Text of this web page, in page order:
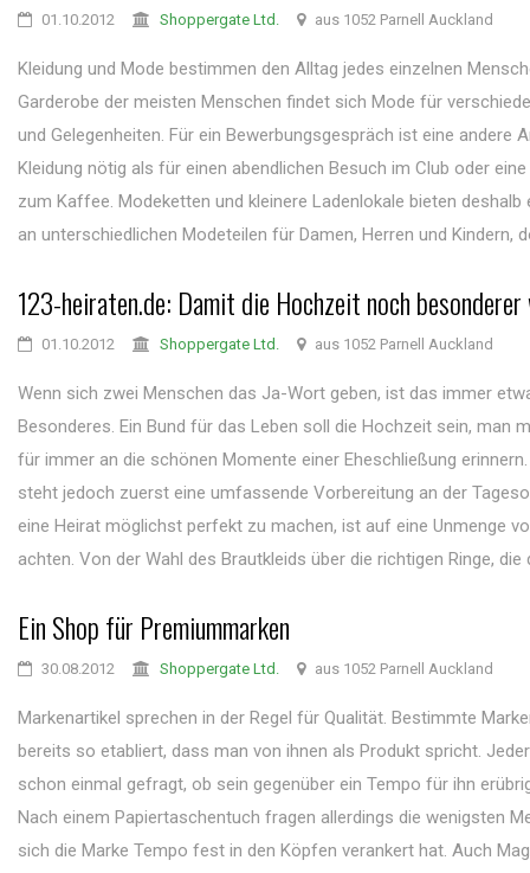
01.10.2012 Shoppergate Ltd. aus 1052 Parnell Auckland
Kleidung und Mode bestimmen den Alltag jedes einzelnen
Garderobe der meisten Menschen findet sich Mode für
und Gelegenheiten. Für ein Bewerbungsgespräch ist eine andere
Kleidung nötig als für einen abendlichen Besuch im Club oder
zum Kaffee. Modeketten und kleinere Ladenlokale bieten deshalb
an unterschiedlichen Modeteilen für Damen, Herren und Kindern,
123-heiraten.de: Damit die Hochzeit noch
01.10.2012 Shoppergate Ltd. aus 1052 Parnell Auckland
Wenn sich zwei Menschen das Ja-Wort geben, ist das immer
Besonderes. Ein Bund für das Leben soll die Hochzeit sein, man
für immer an die schönen Momente einer Eheschließung
steht jedoch zuerst eine umfassende Vorbereitung an der
eine Heirat möglichst perfekt zu machen, ist auf eine Unmenge
achten. Von der Wahl des Brautkleids über die richtigen Ringe, die
Ein Shop für Premiummarken
30.08.2012 Shoppergate Ltd. aus 1052 Parnell Auckland
Markenartikel sprechen in der Regel für Qualität. Bestimmte
bereits so etabliert, dass man von ihnen als Produkt spricht.
schon einmal gefragt, ob sein gegenüber ein Tempo für ihn
Nach einem Papiertaschentuch fragen allerdings die wenigsten
sich die Marke Tempo fest in den Köpfen verankert hat. Auch